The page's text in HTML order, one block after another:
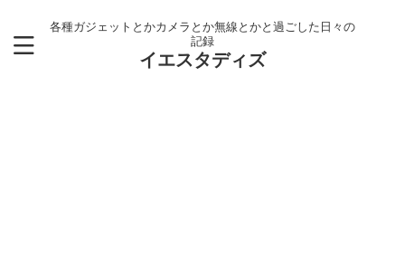
各種ガジェットとかカメラとか無線とかと過ごした日々の
記録
イエスタディズ